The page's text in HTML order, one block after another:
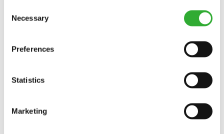
Selection
Necessary
Preferences
Statistics
Marketing